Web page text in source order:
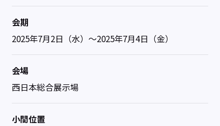
会期
2025年7月2日（水）～2025年7月4日（金）
会場
西日本総合展示場
小間位置